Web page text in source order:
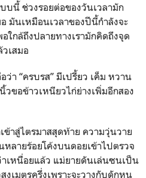
บนี้ ช่วงรอยต่อของวันเวลามัก
มันเหมือนเวลาของปีนี้กำลังจะ
ใกล้ถึงปลายทางเรามักคิดถึงจุด
เสมอ
า “ครบรส” มีเปรี้ยว เค็ม หวาน
ขอข้าวเหนียวไก่ย่างเพิ่มอีกสอง
าสู่ไตรมาสสุดท้าย ความวุ่นวาย
หลายร้อยโค้งบนดอยเข้าไปตรวจ
เหนื่อยแล้ว แม่ยายดันเล่นซนเป็น
งเมตรครึ่งเพราะจะวางกับดักหนู